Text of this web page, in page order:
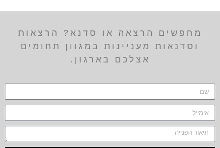
מחפשים הרצאה או סדנא? הרצאות
וסדנאות מעניינות במגוון תחומים
אצלכם בארגון.